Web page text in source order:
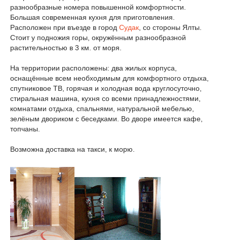
разнообразные номера повышенной комфортности.
Большая современная кухня для приготовления.
Расположен при въезде в город Судак , со стороны Ялты.
Стоит у подножия горы, окружённым разнообразной
растительностью в 3 км. от моря.
На территории расположены: два жилых корпуса,
оснащённые всем необходимым для комфортного отдыха,
спутниковое ТВ, горячая и холодная вода круглосуточно,
стиральная машина, кухня со всеми принадлежностями,
комнатами отдыха, спальнями, натуральной мебелью,
зелёным двориком с беседками. Во дворе имеется кафе,
топчаны.
Возможна доставка на такси, к морю.